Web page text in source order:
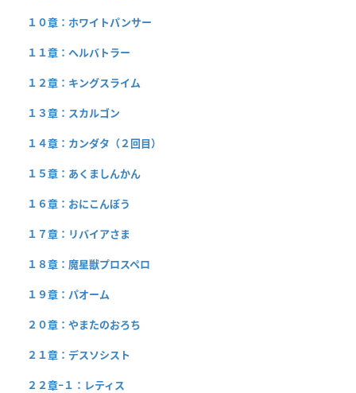
１０章：ホワイトパンサー
１１章：ヘルバトラー
１２章：キングスライム
１３章：スカルゴン
１４章：カンダタ（２回目）
１５章：あくましんかん
１６章：おにこんぼう
１７章：リバイアさま
１８章：魔星獣プロスペロ
１９章：パオーム
２０章：やまたのおろち
２１章：デスソシスト
２２章−１：レティス